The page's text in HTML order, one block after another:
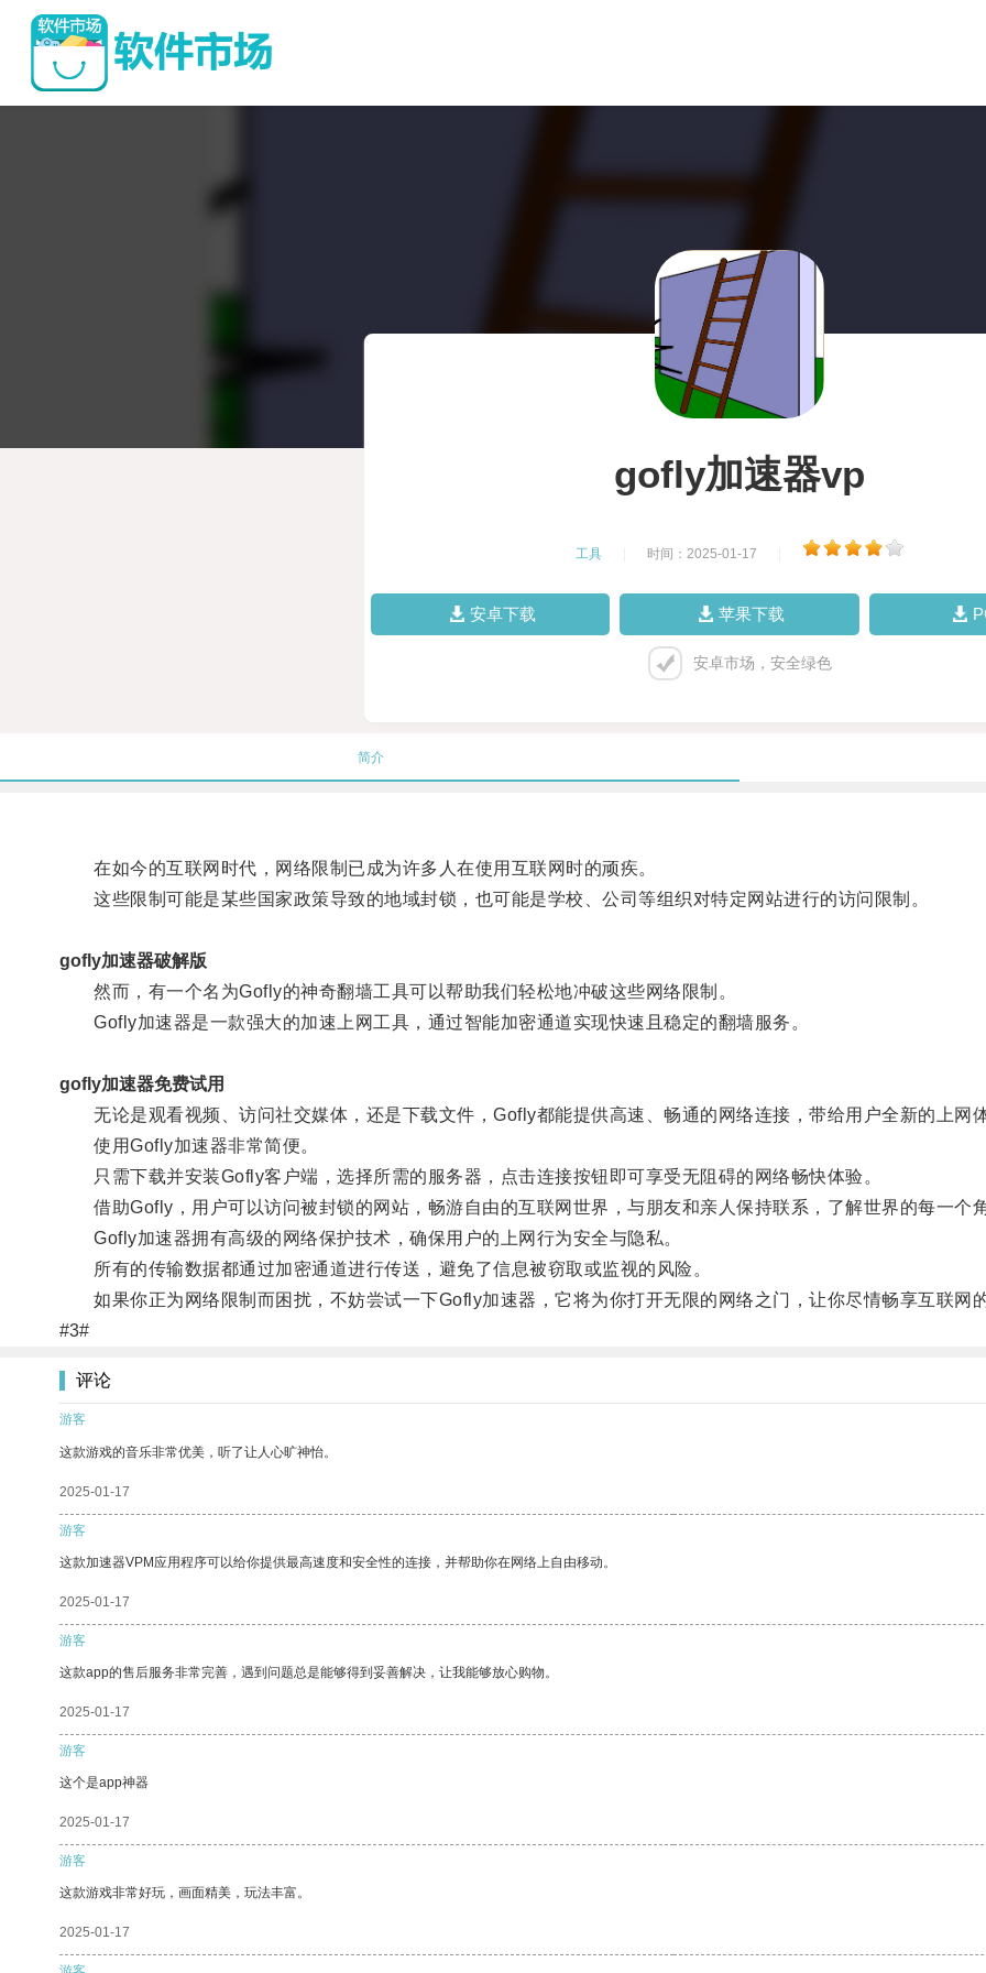
gofly加速器vp
工具 时间：2025-01-17
安卓下载 苹果下载
安卓市场，安全绿色
简介
在如今的互联网时代，网络限制已成为许多人在使用互联网时的顽疾。
这些限制可能是某些国家政策导致的地域封锁，也可能是学校、公司等组织对特定网站进行的访问限制。
gofly加速器破解版
然而，有一个名为Gofly的神奇翻墙工具可以帮助我们轻松地冲破这些网络限制。
Gofly加速器是一款强大的加速上网工具，通过智能加密通道实现快速且稳定的翻墙服务。
gofly加速器免费试用
无论是观看视频、访问社交媒体，还是下载文件，Gofly都能提供高速、畅通的网络连接，带给用户全新的上网体
使用Gofly加速器非常简便。
只需下载并安装Gofly客户端，选择所需的服务器，点击连接按钮即可享受无阻碍的网络畅快体验。
借助Gofly，用户可以访问被封锁的网站，畅游自由的互联网世界，与朋友和亲人保持联系，了解世界的每一个角
Gofly加速器拥有高级的网络保护技术，确保用户的上网行为安全与隐私。
所有的传输数据都通过加密通道进行传送，避免了信息被窃取或监视的风险。
如果你正为网络限制而困扰，不妨尝试一下Gofly加速器，它将为你打开无限的网络之门，让你尽情畅享互联网的
#3#
评论
游客
这款游戏的音乐非常优美，听了让人心旷神怡。
2025-01-17
游客
这款加速器VPM应用程序可以给你提供最高速度和安全性的连接，并帮助你在网络上自由移动。
2025-01-17
游客
这款app的售后服务非常完善，遇到问题总是能够得到妥善解决，让我能够放心购物。
2025-01-17
游客
这个是app神器
2025-01-17
游客
这款游戏非常好玩，画面精美，玩法丰富。
2025-01-17